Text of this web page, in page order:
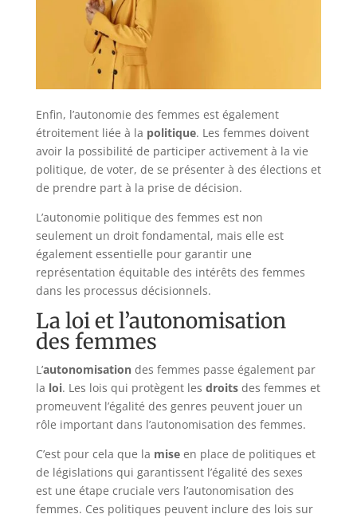
Enfin, l’autonomie des femmes est également
étroitement liée à la politique. Les femmes doivent
avoir la possibilité de participer activement à la vie
politique, de voter, de se présenter à des élections et
de prendre part à la prise de décision.
L’autonomie politique des femmes est non
seulement un droit fondamental, mais elle est
également essentielle pour garantir une
représentation équitable des intérêts des femmes
dans les processus décisionnels.
La loi et l’autonomisation
des femmes
L’autonomisationdes femmes passe également par
la loi. Les lois qui protègent les droitsdes femmes et
promeuvent l’égalité des genres peuvent jouer un
rôle important dans l’autonomisation des femmes.
C’est pour cela que la miseen place de politiques et
de législations qui garantissent l’égalité des sexes
est une étape cruciale vers l’autonomisation des
femmes. Ces politiques peuvent inclure des lois sur